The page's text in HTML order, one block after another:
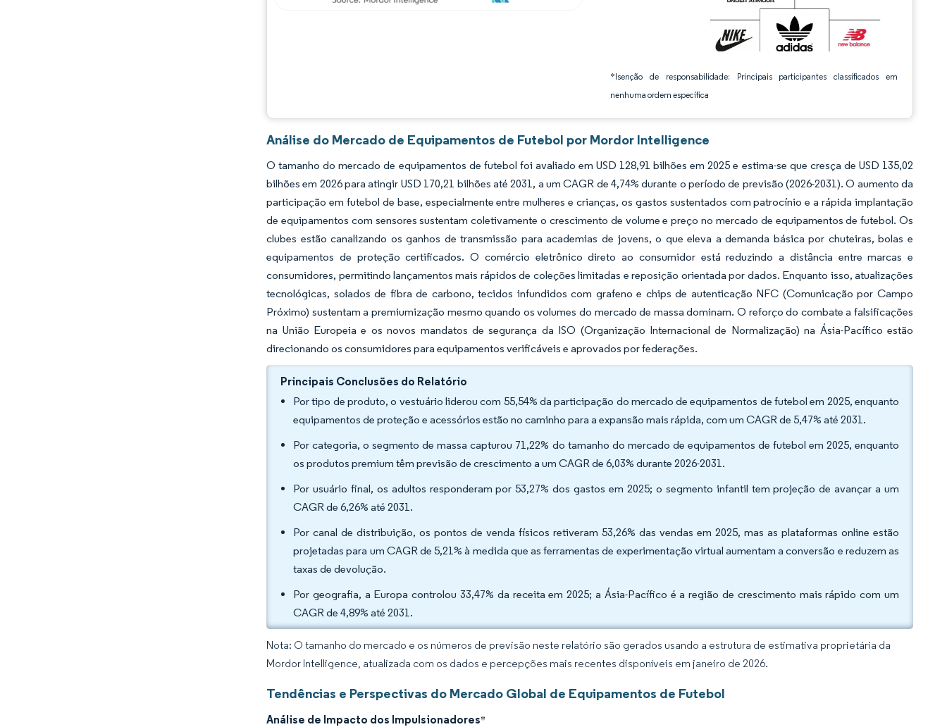
*Isenção de responsabilidade: Principais participantes classificados em
nenhuma ordem específica
Análise do Mercado de Equipamentos de Futebol por Mordor Intelligence
O tamanho do mercado de equipamentos de futebol foi avaliado em USD 128,91 bilhões em 2025 e estima-se que cresça de USD 135,02
bilhões em 2026 para atingir USD 170,21 bilhões até 2031, a um CAGR de 4,74% durante o período de previsão (2026-2031). O aumento da
participação em futebol de base, especialmente entre mulheres e crianças, os gastos sustentados com patrocínio e a rápida implantação
de equipamentos com sensores sustentam coletivamente o crescimento de volume e preço no mercado de equipamentos de futebol. Os
clubes estão canalizando os ganhos de transmissão para academias de jovens, o que eleva a demanda básica por chuteiras, bolas e
equipamentos de proteção certificados. O comércio eletrônico direto ao consumidor está reduzindo a distância entre marcas e
consumidores, permitindo lançamentos mais rápidos de coleções limitadas e reposição orientada por dados. Enquanto isso, atualizações
tecnológicas, solados de fibra de carbono, tecidos infundidos com grafeno e chips de autenticação NFC (Comunicação por Campo
Próximo) sustentam a premiumização mesmo quando os volumes do mercado de massa dominam. O reforço do combate a falsificações
na União Europeia e os novos mandatos de segurança da ISO (Organização Internacional de Normalização) na Ásia-Pacífico estão
direcionando os consumidores para equipamentos verificáveis e aprovados por federações.
Principais Conclusões do Relatório
Por tipo de produto, o vestuário liderou com 55,54% da participação do mercado de equipamentos de futebol em 2025, enquanto
equipamentos de proteção e acessórios estão no caminho para a expansão mais rápida, com um CAGR de 5,47% até 2031.
Por categoria, o segmento de massa capturou 71,22% do tamanho do mercado de equipamentos de futebol em 2025, enquanto
os produtos premium têm previsão de crescimento a um CAGR de 6,03% durante 2026-2031.
Por usuário final, os adultos responderam por 53,27% dos gastos em 2025; o segmento infantil tem projeção de avançar a um
CAGR de 6,26% até 2031.
Por canal de distribuição, os pontos de venda físicos retiveram 53,26% das vendas em 2025, mas as plataformas online estão
projetadas para um CAGR de 5,21% à medida que as ferramentas de experimentação virtual aumentam a conversão e reduzem as
taxas de devolução.
Por geografia, a Europa controlou 33,47% da receita em 2025; a Ásia-Pacífico é a região de crescimento mais rápido com um
CAGR de 4,89% até 2031.
Nota: O tamanho do mercado e os números de previsão neste relatório são gerados usando a estrutura de estimativa proprietária da
Mordor Intelligence, atualizada com os dados e percepções mais recentes disponíveis em janeiro de 2026.
Tendências e Perspectivas do Mercado Global de Equipamentos de Futebol
Análise de Impacto dos Impulsionadores*